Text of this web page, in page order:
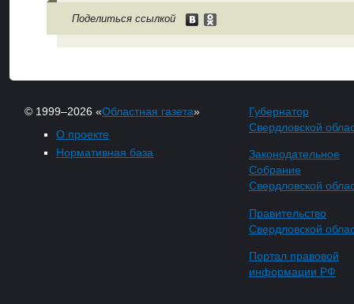
Поделиться ссылкой
© 1999–2026 «Областная газета»
О проекте
Нормативная база
Губернатор
Свердловской
Законодательное
Собрание
Свердловской
Правительство
Свердловской
Портал правовой
информации РФ